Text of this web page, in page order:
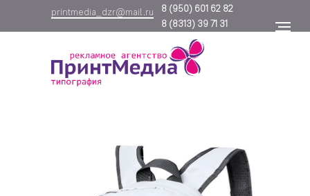
8 (950) 601 62 82
printmedia_dzr@mail.ru
8 (8313) 39 71 31